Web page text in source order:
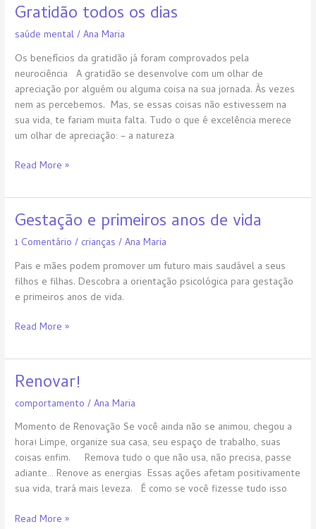
Gratidão todos os dias
saúde mental/Ana Maria
Os benefícios da gratidão já foram comprovados pela
neurociência A gratidão se desenvolve com um olhar de
apreciação por alguém ou alguma coisa na sua jornada. Às vezes
nem as percebemos. Mas, se essas coisas não estivessem na
sua vida, te fariam muita falta. Tudo o que é excelência merece
um olhar de apreciação: – a natureza
Gratidão
todos
os
dias
Read More »
Gestação e primeiros anos de vida
1 Comentário / crianças /Ana Maria
Pais e mães podem promover um futuro mais saudável a seus
filhos e filhas. Descobra a orientação psicológica para gestação
e primeiros anos de vida.
Gestação
primeiros
anos
de
vida
Read More »
Renovar!
comportamento /Ana Maria
Momento de Renovação Se você ainda não se animou, chegou a
hora! Limpe, organize sua casa, seu espaço de trabalho, suas
coisas enfim. Remova tudo o que não usa, não precisa, passe
adiante… Renove as energias Essas ações afetam positivamente
sua vida, trará mais leveza. É como se você fizesse tudo isso
Renovar!
Read More »